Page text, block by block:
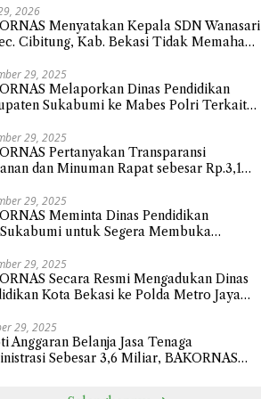
2026
Menyatakan Kepala SDN Wanasari
Cibitung, Kab. Bekasi Tidak Memahami
29, 2025
Melaporkan Dinas Pendidikan
Sukabumi ke Mabes Polri Terkait
2024
29, 2025
Pertanyakan Transparansi
dan Minuman Rapat sebesar Rp.3,1
29, 2025
Meminta Dinas Pendidikan
untuk Segera Membuka
senilai Rp112.9 Miliar
29, 2025
Secara Resmi Mengadukan Dinas
Kota Bekasi ke Polda Metro Jaya
24,1 Miliar
29, 2025
Anggaran Belanja Jasa Tenaga
Sebesar 3,6 Miliar, BAKORNAS